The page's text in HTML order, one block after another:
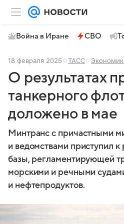
Война в Иране СВО
18 февраля 2025 ТАСС
О результатах
танкерного
доложено в мае
Минтранс с причастными
и ведомствами приступил
базы, регламентирующей
морскими и речными
и нефтепродуктов.